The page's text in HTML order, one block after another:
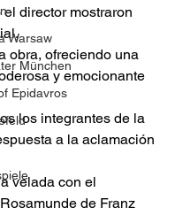
Warsaw
München
Epidavros
director mostraron
obra, ofreciendo una
y emocionante
los integrantes de la
a la aclamación
velada con el
de Franz